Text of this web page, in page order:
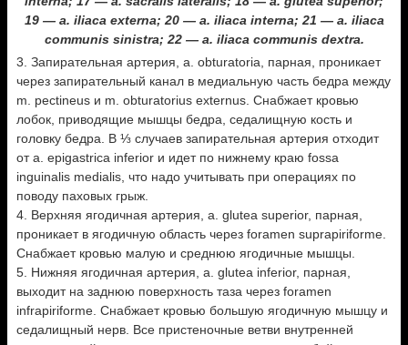
19 — a. iliaca externa; 20 — a. iliaca interna; 21 — a. iliaca
communis sinistra; 22 — a. iliaca communis dextra.
3. Запирательная артерия, а. obturatoria, парная, проникает
через запирательный канал в медиальную часть бедра между
m. pectineus и m. obturatorius externus. Снабжает кровью
лобок, приводящие мышцы бедра, седалищную кость и
головку бедра. В ⅓ случаев запирательная артерия отходит
от a. epigastrica inferior и идет по нижнему краю fossa
inguinalis medialis, что надо учитывать при операциях по
поводу паховых грыж.
4. Верхняя ягодичная артерия, a. glutea superior, парная,
проникает в ягодичную область через foramen suprapiriforme.
Снабжает кровью малую и среднюю ягодичные мышцы.
5. Нижняя ягодичная артерия, a. glutea inferior, парная,
выходит на заднюю поверхность таза через foramen
infrapiriforme. Снабжает кровью большую ягодичную мышцу и
седалищный нерв. Все пристеночные ветви внутренней